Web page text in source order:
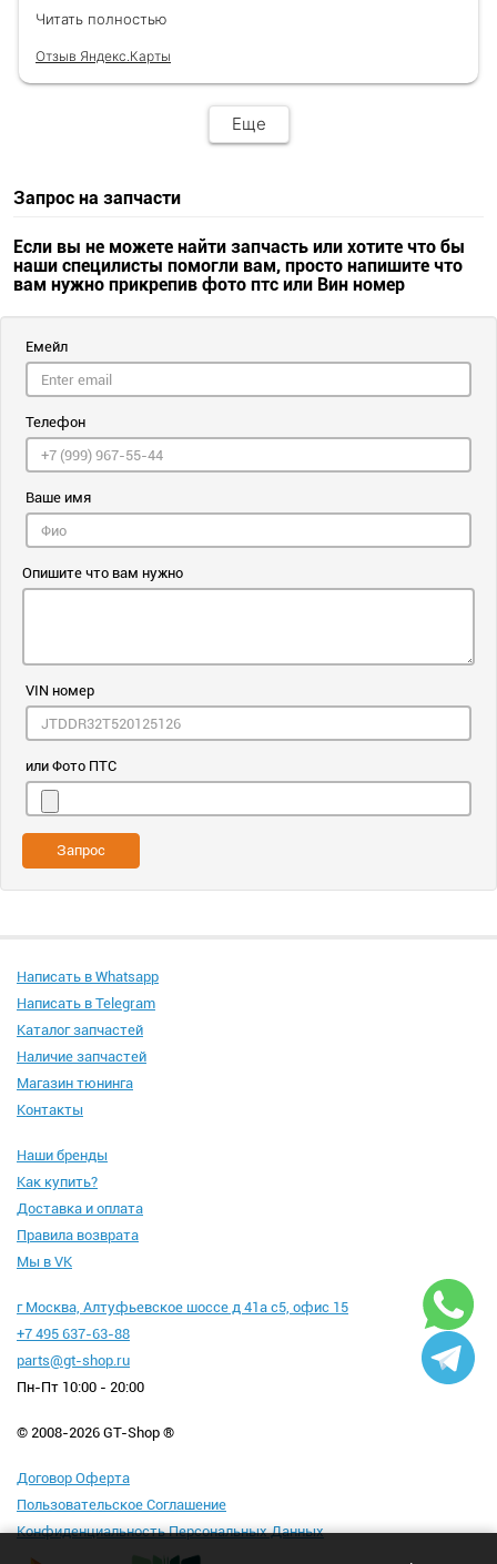
Буду ещё обращаться! 👍
Читать полностью
Отзыв Яндекс.Карты
Еще
Запрос на запчасти
Если вы не можете найти запчасть или хотите что бы
наши специлисты помогли вам, просто напишите что
вам нужно прикрепив фото птс или Вин номер
Емейл
Телефон
Ваше имя
Опишите что вам нужно
VIN номер
или Фото ПТС
Запрос
Написать в Whatsapp
Написать в Telegram
Каталог запчастей
Наличие запчастей
Магазин тюнинга
Контакты
Наши бренды
Как купить?
Доставка и оплата
Правила возврата
Мы в VK
г Москва, Алтуфьевское шоссе д 41а с5, офис 15
+7 495 637-63-88
parts@gt-shop.ru
Пн-Пт 10:00 - 20:00
© 2008-2026 GT-Shop ®
Договор Оферта
Пользовательское Соглашение
Конфиденциальность Персональных Данных